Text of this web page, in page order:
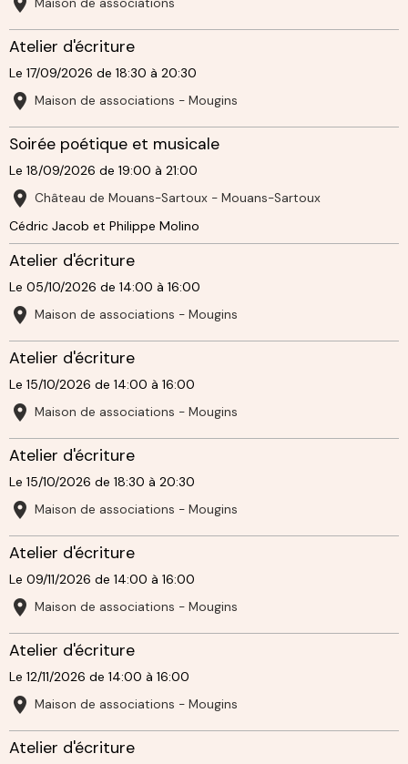
Maison de associations
Atelier d'écriture
Le 17/09/2026 de 18:30 à 20:30
Maison de associations - Mougins
Soirée poétique et musicale
Le 18/09/2026 de 19:00 à 21:00
Château de Mouans-Sartoux - Mouans-Sartoux
Cédric Jacob et Philippe Molino
Atelier d'écriture
Le 05/10/2026 de 14:00 à 16:00
Maison de associations - Mougins
Atelier d'écriture
Le 15/10/2026 de 14:00 à 16:00
Maison de associations - Mougins
Atelier d'écriture
Le 15/10/2026 de 18:30 à 20:30
Maison de associations - Mougins
Atelier d'écriture
Le 09/11/2026 de 14:00 à 16:00
Maison de associations - Mougins
Atelier d'écriture
Le 12/11/2026 de 14:00 à 16:00
Maison de associations - Mougins
Atelier d'écriture